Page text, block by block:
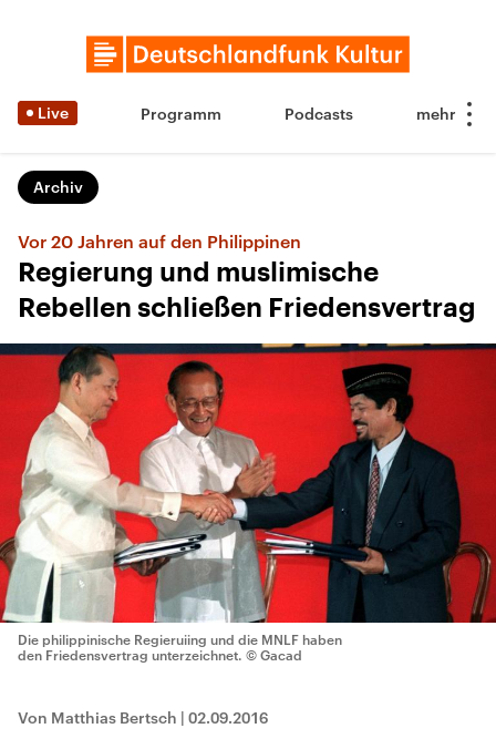
Live Programm Podcasts
Archiv
Vor 20 Jahren auf den Philippinen
Regierung und muslimische
Rebellen schließen Friedensvertrag
Die philippinische Regieruiing und die MNLF haben
den Friedensvertrag unterzeichnet. © Gacad
Von Matthias Bertsch | 02.09.2016